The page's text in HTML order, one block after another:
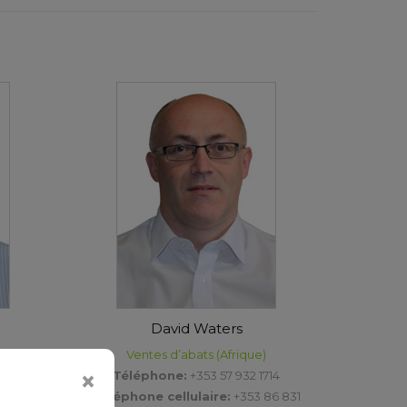
David Waters
Ventes d’abats (Afrique)
Téléphone: +353 57 932 1714
Téléphone cellulaire: +353 86 831